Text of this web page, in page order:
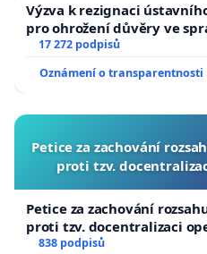
Výzva k rezignaci
pro ohrožení důvěry ve
17 272 podpisů
Oznámení o transparentnosti
Petice za zachování
proti tzv.
Petice za zachování
proti tzv. docentralizaci
838 podpisů